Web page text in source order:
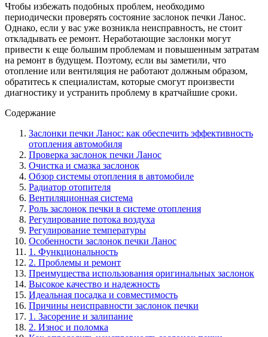
Чтобы избежать подобных проблем, необходимо
периодически проверять состояние заслонок печки Ланос.
Однако, если у вас уже возникла неисправность, не стоит
откладывать ее ремонт. Неработающие заслонки могут
привести к еще большим проблемам и повышенным затратам
на ремонт в будущем. Поэтому, если вы заметили, что
отопление или вентиляция не работают должным образом,
обратитесь к специалистам, которые смогут произвести
диагностику и устранить проблему в кратчайшие сроки.
Содержание
Заслонки печки Ланос: как обеспечить эффективность
отопления автомобиля
Проверка заслонок печки Ланос
Очистка и смазка заслонок
Обзор системы отопления в автомобиле
Радиатор отопителя
Вентиляционная система
Роль заслонок печки в системе отопления
Регулирование потока воздуха
Регулирование температуры
Особенности заслонок печки Ланос
1. Функциональность
2. Проблемы и ремонт
Преимущества использования оригинальных заслонок
Высокое качество и надежность
Идеальная посадка и совместимость
Причины неисправности заслонок печки
1. Засорение и залипание
2. Износ и поломка